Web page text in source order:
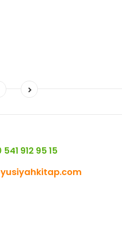
541 912 95 15